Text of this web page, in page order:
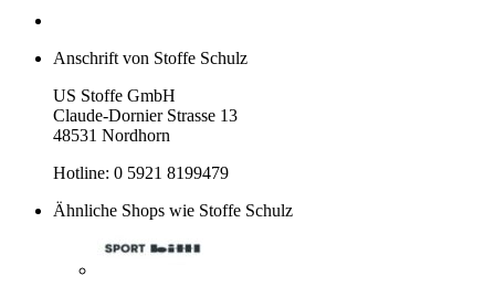
Anschrift von Stoffe Schulz
US Stoffe GmbH
Claude-Dornier Strasse 13
48531 Nordhorn
Hotline: 0 5921 8199479
Ähnliche Shops wie Stoffe Schulz